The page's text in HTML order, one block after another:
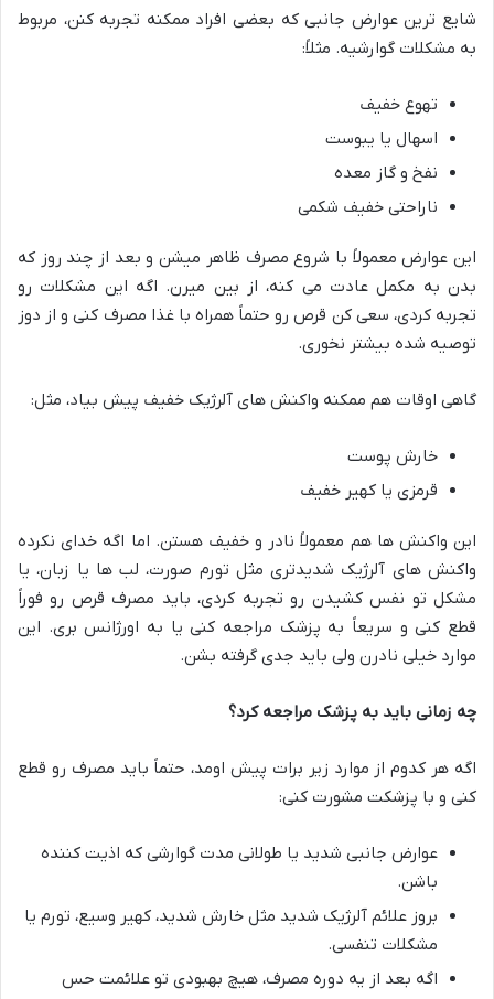
شایع ترین عوارض جانبی که بعضی افراد ممکنه تجربه کنن، مربوط
به مشکلات گوارشیه. مثلاً:
تهوع خفیف
اسهال یا یبوست
نفخ و گاز معده
ناراحتی خفیف شکمی
این عوارض معمولاً با شروع مصرف ظاهر میشن و بعد از چند روز که
بدن به مکمل عادت می کنه، از بین میرن. اگه این مشکلات رو
تجربه کردی، سعی کن قرص رو حتماً همراه با غذا مصرف کنی و از دوز
توصیه شده بیشتر نخوری.
گاهی اوقات هم ممکنه واکنش های آلرژیک خفیف پیش بیاد، مثل:
خارش پوست
قرمزی یا کهیر خفیف
این واکنش ها هم معمولاً نادر و خفیف هستن. اما اگه خدای نکرده
واکنش های آلرژیک شدیدتری مثل تورم صورت، لب ها یا زبان، یا
مشکل تو نفس کشیدن رو تجربه کردی، باید مصرف قرص رو فوراً
قطع کنی و سریعاً به پزشک مراجعه کنی یا به اورژانس بری. این
موارد خیلی نادرن ولی باید جدی گرفته بشن.
چه زمانی باید به پزشک مراجعه کرد؟
اگه هر کدوم از موارد زیر برات پیش اومد، حتماً باید مصرف رو قطع
کنی و با پزشکت مشورت کنی:
عوارض جانبی شدید یا طولانی مدت گوارشی که اذیت کننده
باشن.
بروز علائم آلرژیک شدید مثل خارش شدید، کهیر وسیع، تورم یا
مشکلات تنفسی.
اگه بعد از یه دوره مصرف، هیچ بهبودی تو علائمت حس